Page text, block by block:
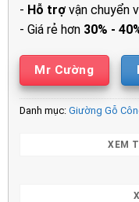
- Hỗ trợvận chuyển
- Giá rẻ hơn 30% -
Mr Cường
Danh mục: Giường Gỗ
XEM